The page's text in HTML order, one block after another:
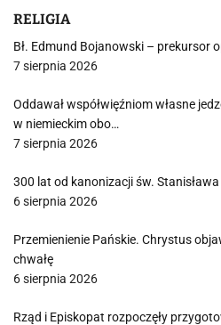
RELIGIA
Bł. Edmund Bojanowski – prekursor
7 sierpnia 2026
Oddawał współwięźniom własne
w niemieckim obo…
7 sierpnia 2026
300 lat od kanonizacji św.
6 sierpnia 2026
Przemienienie Pańskie. Chrystus
chwałę
6 sierpnia 2026
Rząd i Episkopat rozpoczęły